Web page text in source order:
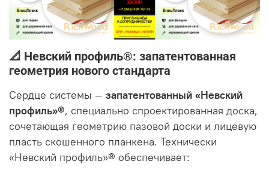
📐 Невский профиль®: запатентованная
геометрия нового стандарта
Сердце системы — запатентованный «Невский
профиль»®, специально спроектированная доска,
сочетающая геометрию пазовой доски и лицевую
пласть скошенного планкена. Технически
«Невский профиль»® обеспечивает: